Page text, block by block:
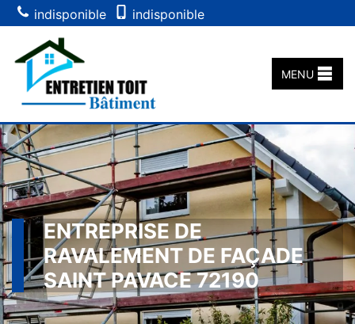
indisponible indisponible
MENU
ENTREPRISE DE
RAVALEMENT DE FAÇADE
SAINT PAVACE 72190